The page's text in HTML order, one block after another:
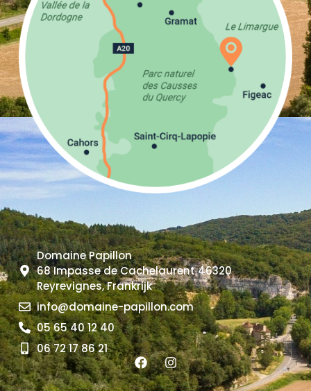
Domaine Papillon
68 Impasse de Cachelaurent 46320
Reyrevignes, Frankrijk
info@domaine-papillon.com
05 65 40 12 40
06 72 17 86 21